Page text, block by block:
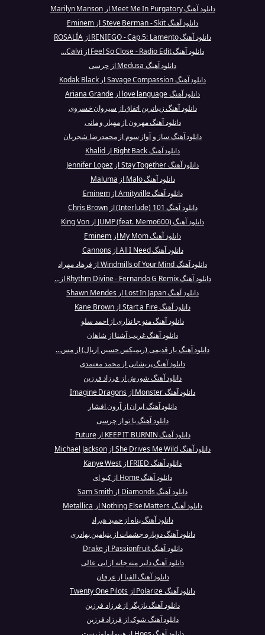
دانلود آهنگ Meet Me In Purgatory از Marilyn Manson
دانلود آهنگ Steve Berman - Skit از Eminem
دانلود آهنگ RENIEGO - Cap.5: Lamento از ROSALÍA
دانلود آهنگ Feel So Close - Radio Edit از Calvi...
دانلود آهنگ Medusa از چرسی
دانلود آهنگ Savage Compassion از Kodak Black
دانلود آهنگ love language از Ariana Grande
دانلود آهنگ زیباترین اتفاق از سیروان خسروی
دانلود آهنگ مهرون از مهیار و مانی
دانلود آهنگ ساز و آواز سوم از محمدرضا شجریان
دانلود آهنگ Right Back از Khalid
دانلود آهنگ Stay Together از Jennifer Lopez
دانلود آهنگ Malo از Maluma
دانلود آهنگ Amityville از Eminem
دانلود آهنگ 101 (Interlude) از Chris Brown
دانلود آهنگ JUMP (feat. Memo600) از King Von
دانلود آهنگ My Mom از Eminem
دانلود آهنگ All I Need از Cannons
دانلود آهنگ Windmills of Your Mind از فرهاد مهراد
دانلود آهنگ Rhythm Divine - Fernando G Remix از...
دانلود آهنگ Lost In Japan از Shawn Mendes
دانلود آهنگ Start a Fire از Kane Brown
دانلود آهنگ منو جا نذاری از احمد سلو
دانلود آهنگ غریب آشنا از شاهان
دانلود آهنگ یار قدیمی (ریمیکس حسین اریال) از مس...
دانلود آهنگ پریشانی از محمد معتمدی
دانلود آهنگ شورش از فرزاد فرزین
دانلود آهنگ Monster از Imagine Dragons
دانلود آهنگ ایران از آرون افشار
دانلود آهنگ با تو از چرسی
دانلود آهنگ KEEP IT BURNIN از Future
دانلود آهنگ She Drives Me Wild از Michael Jackson
دانلود آهنگ FRIED از Kanye West
دانلود آهنگ Home از کیو ای
دانلود آهنگ Diamonds از Sam Smith
دانلود آهنگ Nothing Else Matters از Metallica
دانلود آهنگ پناه از حمید هیراد
دانلود آهنگ دوباره چشمات از بنیامین بهادری
دانلود آهنگ Passionfruit از Drake
دانلود آهنگ دلبر منه جانه از ابی عالی
دانلود آهنگ الفبا از عرفان
دانلود آهنگ Polarize از Twenty One Pilots
دانلود آهنگ بازيگر از فرزاد فرزین
دانلود آهنگ شوک از فرزاد فرزین